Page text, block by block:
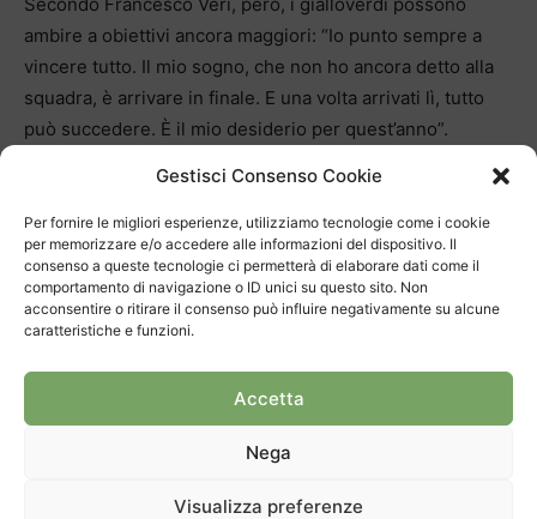
Gestisci Consenso Cookie
Per fornire le migliori esperienze, utilizziamo tecnologie come i cookie
per memorizzare e/o accedere alle informazioni del dispositivo. Il
consenso a queste tecnologie ci permetterà di elaborare dati come il
comportamento di navigazione o ID unici su questo sito. Non
acconsentire o ritirare il consenso può influire negativamente su alcune
caratteristiche e funzioni.
Accetta
Nega
Visualizza preferenze
ambire a obiettivi ancora maggiori: “Io punto sempre a
vincere tutto. Il mio sogno, che non ho ancora detto alla
squadra, è arrivare in finale. E una volta arrivati lì, tutto
può succedere. È il mio desiderio per quest’anno”.
una marcia in più rispetto alla concorrenza. Per questa
stagione l’obiettivo è gettare le basi per il futuro e
togliersi qualche soddisfazione, ma siamo certi che il
bello deve ancora venire.
Hanno giocato: Barattolo 17, Beretta 23, Bernardinello 9,
Pozzoli 2, Solcà, Tagliabue 4, Veri 7.